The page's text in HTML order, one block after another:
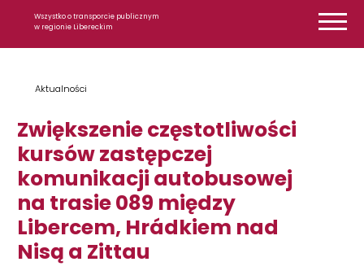
Wszystko o transporcie publicznym
w regionie Libereckim
Aktualności
Zwiększenie częstotliwości
kursów zastępczej
komunikacji autobusowej
na trasie 089 między
Libercem, Hrádkiem nad
Nisą a Zittau